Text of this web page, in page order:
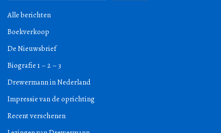
Alle berichten
Boekverkoop
De Nieuwsbrief
Biografie 1 – 2 – 3
Drewermann in Nederland
Impressie van de oprichting
Recent verschenen